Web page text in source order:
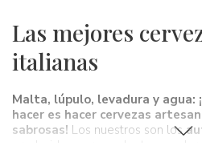
Las mejores
italianas
Malta, lúpulo, levadura y agua:
hacer es hacer cervezas
sabrosas! Los nuestros son los
producidos por excelentes y